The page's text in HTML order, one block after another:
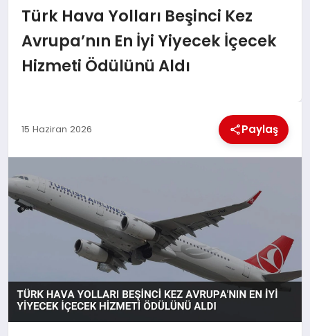
GÜNCEL
TEKNOLOJI
GENEL
EKONOMI
YEREL HABERLER
Türk Hava Yolları Beşinci Kez
Avrupa’nın En İyi Yiyecek İçecek
Hizmeti Ödülünü Aldı
15 Haziran 2026 Paylaş